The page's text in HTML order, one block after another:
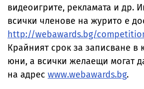
видеоигрите, рекламата и др.
всички членове на журито е
http://webawards.bg/
Крайният срок за записване в
юни, а всички желаещи могат
на адрес www.webawards.bg.